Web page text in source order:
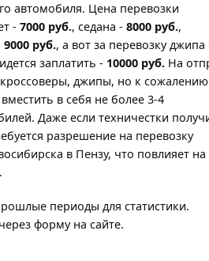
автомобиля. Цена перевозки
- 7000 руб., седана - 8000 руб.,
9000 руб., а вот за перевозку джипа
заплатить - 10000 руб. На
джипы, но к сожалению
в себя не более 3-4
Даже если техничестки
разрешение на перевозку
в Пензу, что повлияет на
периоды для статистики.
форму на сайте.